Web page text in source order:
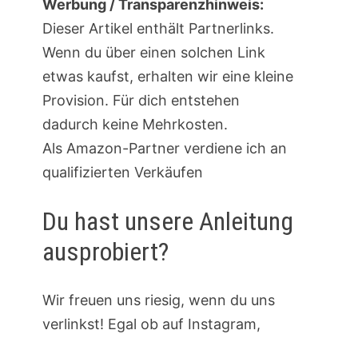
Werbung / Transparenzhinweis:
Dieser Artikel enthält Partnerlinks.
Wenn du über einen solchen Link
etwas kaufst, erhalten wir eine kleine
Provision. Für dich entstehen
dadurch keine Mehrkosten.
Als Amazon-Partner verdiene ich an
qualifizierten Verkäufen
Du hast unsere Anleitung
ausprobiert?
Wir freuen uns riesig, wenn du uns
verlinkst! Egal ob auf Instagram,